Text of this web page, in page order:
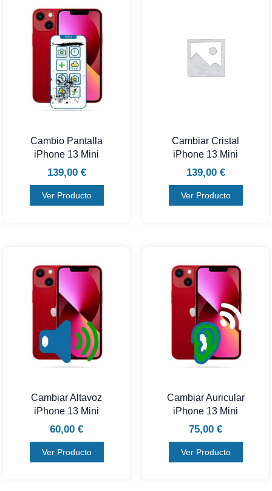
Cambio Pantalla
iPhone 13 Mini
139,00 €
Ver Producto
Cambiar Cristal
iPhone 13 Mini
139,00 €
Ver Producto
Cambiar Altavoz
iPhone 13 Mini
60,00 €
Ver Producto
Cambiar Auricular
iPhone 13 Mini
75,00 €
Ver Producto